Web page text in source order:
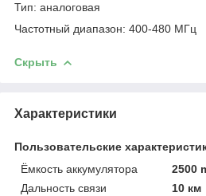
Тип: аналоговая
Частотный диапазон: 400-480 МГц
Скрыть
Характеристики
Пользовательские
Ёмкость аккумулятора
2500
Дальность связи
10 км